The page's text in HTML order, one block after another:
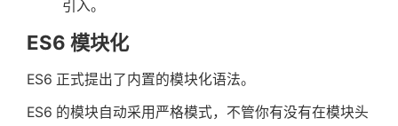
引入。
ES6 模块化
ES6 正式提出了内置的模块化语法。
ES6 的模块自动采用严格模式，不管你有没有在模块头